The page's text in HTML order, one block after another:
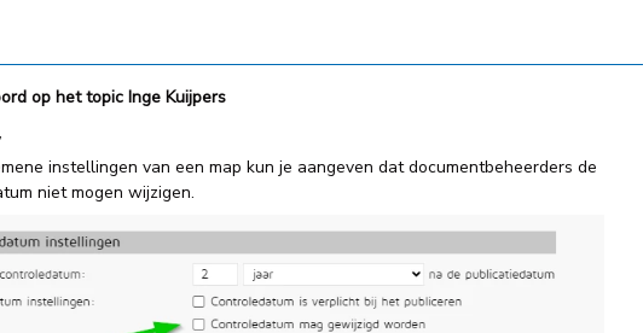
op het topic Inge Kuijpers
instellingen van een map kun je aangeven dat documentbeheerders de
niet mogen wijzigen.